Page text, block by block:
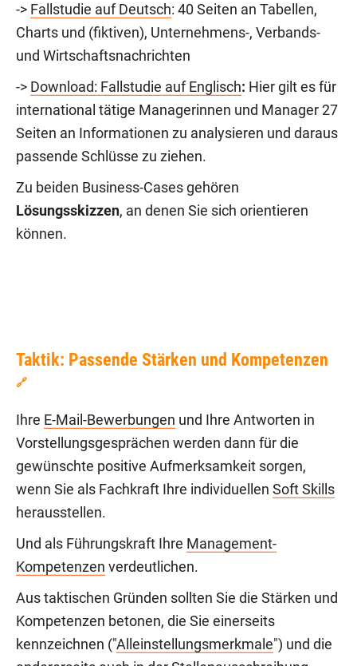
-> Fallstudie auf Deutsch: 40 Seiten an Tabellen,
Charts und (fiktiven), Unternehmens-, Verbands-
und Wirtschaftsnachrichten
-> Download: Fallstudie auf Englisch: Hier gilt es für
international tätige Managerinnen und Manager 27
Seiten an Informationen zu analysieren und daraus
passende Schlüsse zu ziehen.
Zu beiden Business-Cases gehören
Lösungsskizzen, an denen Sie sich orientieren
können.
Taktik: Passende Stärken und Kompetenzen
🔗
Ihre E-Mail-Bewerbungen und Ihre Antworten in
Vorstellungsgesprächen werden dann für die
gewünschte positive Aufmerksamkeit sorgen,
wenn Sie als Fachkraft Ihre individuellen Soft Skills
herausstellen.
Und als Führungskraft Ihre Management-
Kompetenzen verdeutlichen.
Aus taktischen Gründen sollten Sie die Stärken und
Kompetenzen betonen, die Sie einerseits
kennzeichnen ("Alleinstellungsmerkmale") und die